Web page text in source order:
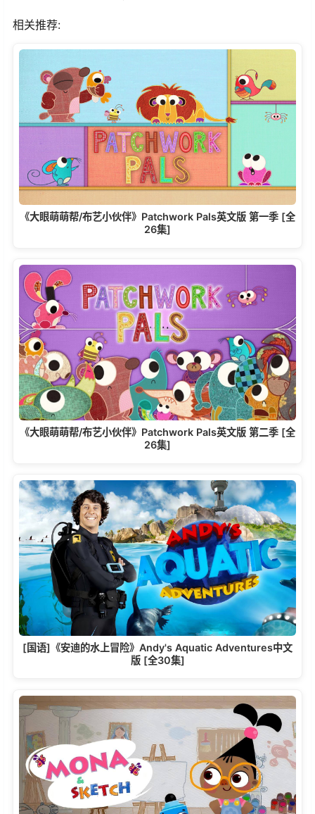
相关推荐:
《大眼萌萌帮/布艺小伙伴》Patchwork Pals英文版 第一季 [全
26集]
《大眼萌萌帮/布艺小伙伴》Patchwork Pals英文版 第二季 [全
26集]
[国语]《安迪的水上冒险》Andy's Aquatic Adventures中文
版 [全30集]